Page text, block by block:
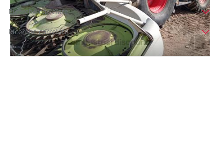
Ricerche correlate
Ricerche correlate